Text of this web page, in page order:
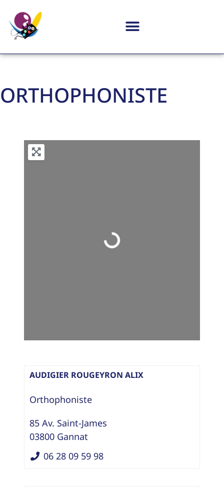
ORTHOPHONISTE
Loading...
AUDIGIER ROUGEYRON ALIX
Orthophoniste
85 Av. Saint-James
03800 Gannat
06 28 09 59 98